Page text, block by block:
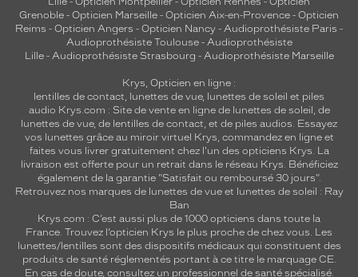
Grenoble - Opticien Marseille - Opticien Aix-en-Provence - Opticien
Reims - Opticien Angers - Opticien Nancy - Audioprothésiste Paris -
Audioprothésiste Toulouse- Audioprothésiste
Lille- Audioprothésiste Strasbourg - Audioprothésiste Marseille
Krys, Opticien en ligne :
lentilles de contact, lunettes de vue, lunettes de soleil et piles
audio Krys.com : Site de vente en ligne de lunettes de soleil, de
lunettes de vue, de lentilles de contact, et de piles audios. Essayez
vos lunettes grâce au miroir virtuel Krys, commandez en ligne et
faites vous livrer gratuitement chez l'un des opticiens Krys. La
livraison est offerte pour un retrait dans le réseau Krys. Bénéficiez
également de la garantie "Satisfait ou remboursé 30 jours".
Retrouvez nos marques de lunettes de vue et lunettes de soleil : Ray
Ban
Krys.com : C’est aussi plus de 1000 opticiens dans toute la
France. Trouvez l’opticien Krys le plus proche de chez vous. Les
lunettes/lentilles sont des dispositifs médicaux qui constituent des
produits de santé réglementés portant à ce titre le marquage CE.
En cas de doute, consultez un professionnel de santé spécialisé.